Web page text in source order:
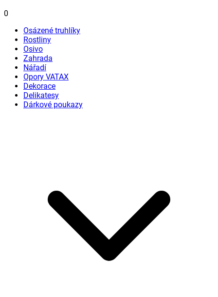
0
Osázené truhlíky
Rostliny
Osivo
Zahrada
Nářadí
Opory VATAX
Dekorace
Delikatesy
Dárkové poukazy